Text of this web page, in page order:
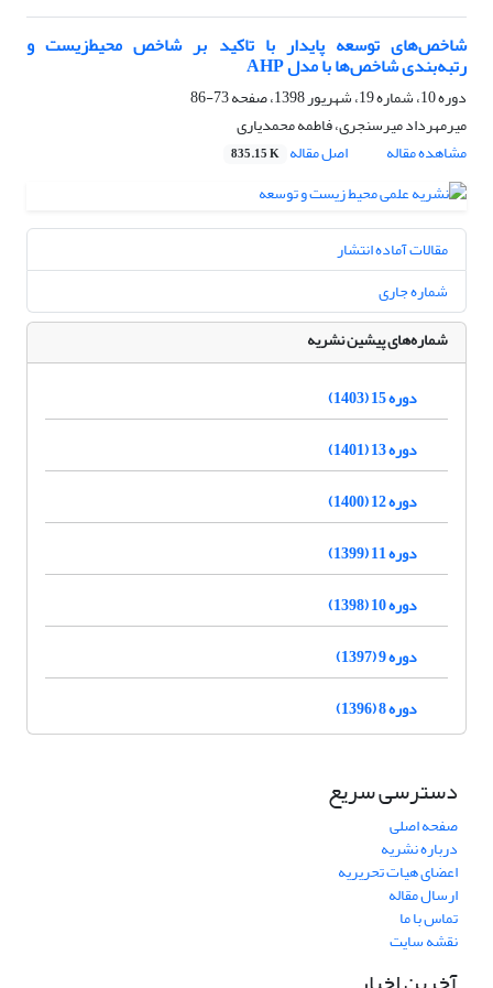
شاخص‌های توسعه پایدار با تاکید بر شاخص محیط‌زیست و
رتبه‌بندی شاخص‌‌ها با مدل AHP
دوره 10، شماره 19، شهریور 1398، صفحه
73-86
میرمهرداد میرسنجری، فاطمه محمدیاری
مشاهده مقاله
اصل مقاله 835.15 K
مقالات آماده انتشار
شماره جاری
شماره‌های پیشین نشریه
دوره 15 (1403)
دوره 13 (1401)
دوره 12 (1400)
دوره 11 (1399)
دوره 10 (1398)
دوره 9 (1397)
دوره 8 (1396)
دسترسی سریع
صفحه اصلی
درباره نشریه
اعضای هیات تحریریه
ارسال مقاله
تماس با ما
نقشه سایت